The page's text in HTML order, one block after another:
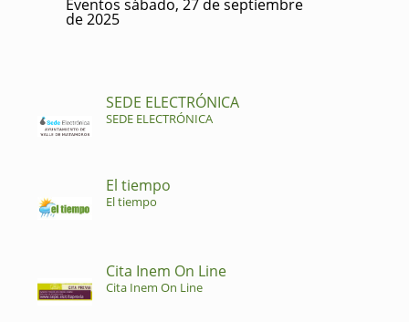
Eventos sábado, 27 de septiembre
de 2025
SEDE ELECTRÓNICA
SEDE ELECTRÓNICA
El tiempo
El tiempo
Cita Inem On Line
Cita Inem On Line